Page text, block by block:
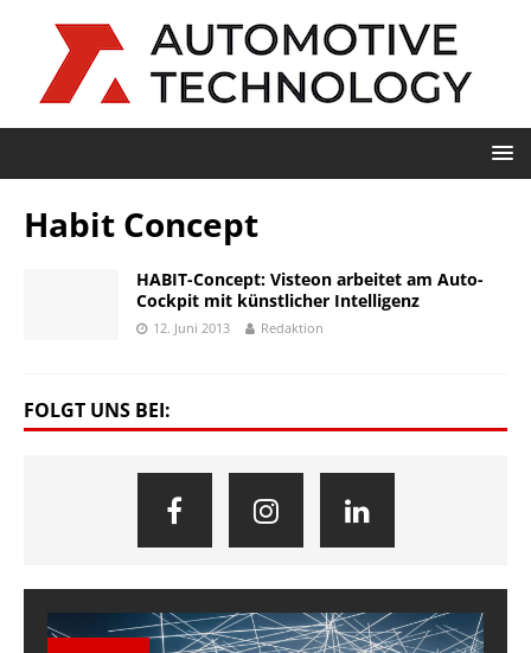
Habit Concept
HABIT-Concept: Visteon arbeitet am Auto-
Cockpit mit künstlicher Intelligenz
12. Juni 2013 Redaktion
FOLGT UNS BEI: